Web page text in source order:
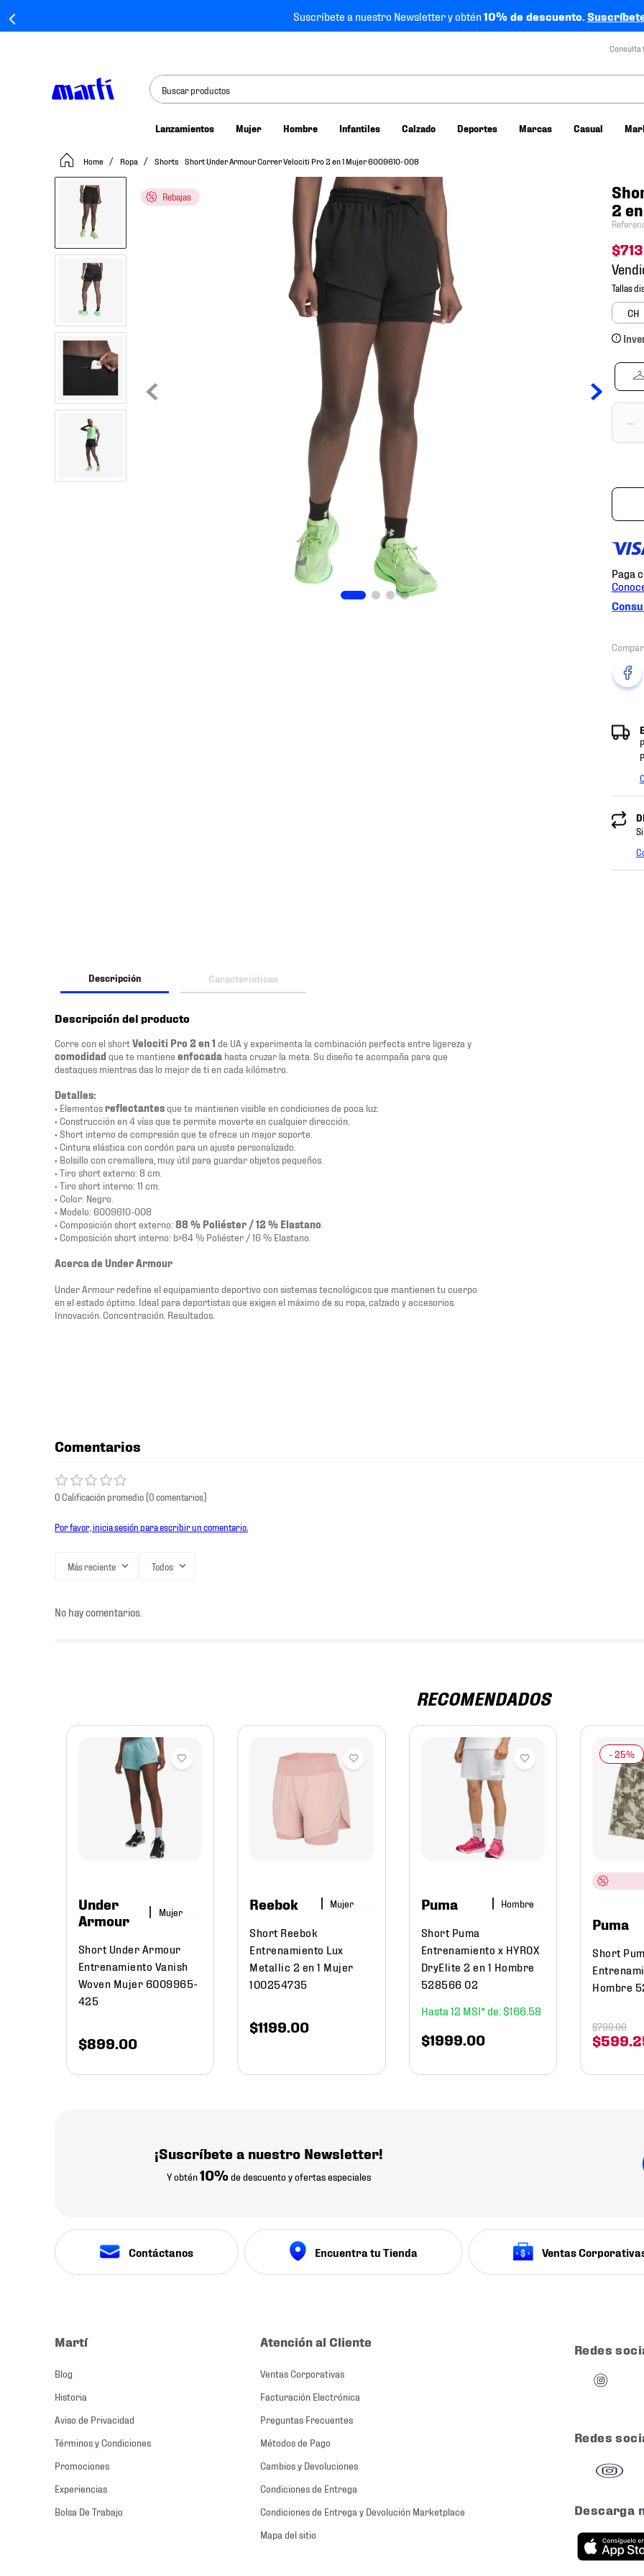
Suscríbete a nuestro Newsletter y obtén10% de descuento.
Consulta
Buscar productos
Lanzamientos Mujer Hombre Infantiles Calzado Deportes Marcas Casual
Ropa Shorts Short Under Armour Correr Velociti Pro 2 en 1 Mujer 6009610-008
Rebajas
2
$713
CH
－
Descripción Características
Descripción del producto
Corre con el shortVelociti Pro 2 en 1 de UA y experimenta la combinación perfecta entre ligereza y
comodidad que te mantiene enfocada hasta cruzar la meta. Su diseño te acompaña para que
destaques mientras das lo mejor de ti en cada kilómetro.
Detalles:
• Elementosreflectantesque te mantienen visible en condiciones de poca luz.
• Construcción en 4 vías que te permite moverte en cualquier dirección.
• Short interno de compresión que te ofrece un mejor soporte.
• Cintura elástica con cordón para un ajuste personalizado.
• Bolsillo con cremallera, muy útil para guardar objetos pequeños.
• Tiro short externo: 8 cm.
• Tiro short interno: 11 cm.
• Color: Negro.
• Modelo: 6009610-008
• Composición short externo: 88 % Poliéster / 12 % Elastano
• Composición short interno: b>84 % Poliéster / 16 % Elastano.
Acerca de Under Armour
Under Armour redefine el equipamiento deportivo con sistemas tecnológicos que mantienen tu cuerpo
en el estado óptimo. Ideal para deportistas que exigen el máximo de su ropa, calzado y accesorios.
Innovación. Concentración. Resultados.
Comentarios
0 Calificación promedio(0 comentarios)
Por favor, inicia sesión para escribir un comentario.
Más reciente Todos
No hay comentarios.
RECOMENDADOS
Under
Armour
Mujer
Short Under Armour
Entrenamiento Vanish
Woven Mujer 6009965-
425
$899.00
Reebok Mujer
Short Reebok
Entrenamiento Lux
Metallic 2 en 1 Mujer
100254735
$1199.00
Puma Hombre
Short Puma
Entrenamiento x HYROX
DryElite 2 en 1 Hombre
528566 02
12
$166. 58
$1999.00
Puma
Short
Hombre
$599.
$799.00
¡Suscríbete a nuestro Newsletter!
Y obtén10% de descuento y ofertas especiales
Contáctanos Encuentra tu Tienda Ventas
Martí
Blog
Historia
Aviso de Privacidad
Términos y Condiciones
Promociones
Experiencias
Bolsa De Trabajo
Atención al Cliente
Ventas Corporativas
Facturación Electrónica
Preguntas Frecuentes
Métodos de Pago
Cambios y Devoluciones
Condiciones de Entrega
Condiciones de Entrega y Devolución Marketplace
Mapa del sitio
Redes
Redes
Descarga
tenis mujer
tenis hombre
tenis nike